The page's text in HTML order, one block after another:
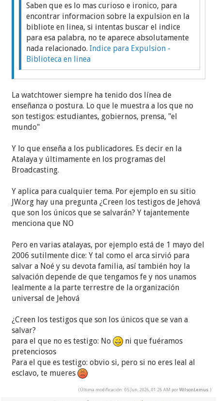
Saben que es lo mas curioso e ironico, para
encontrar informacion sobre la expulsion en la
bibliote en linea, si intentas buscar el indice
para esa palabra, no te aparece absolutamente
nada relacionado.Indice para Expulsion -
Biblioteca en linea
Existe una desproporción sobre la rigurosidad
entre publicaciones "en lenguaje sencillo" y el texto
para adoctrinados... en tanto que en lenguaje
expulsado y poco lo tratan, en la "version de
estudio" son acerrimos y los ejemplos son duros y
castrantes.
En la version del mismo año/fecha : "No busque
excusas para mantener trato con el"
La watchtower siempre ha tenido dos línea de
enseñanza o postura. Lo que le muestra a los que no
son testigos: estudiantes, gobiernos, prensa, "el
mundo"
Y lo que enseña a los publicadores. Es decir en la
Atalaya y últimamente en los programas del
Broadcasting.
Y aplica para cualquier tema. Por ejemplo en su sitio
JW.org hay una pregunta ¿Creen los testigos de Jehová
que son los únicos que se salvarán? Y tajantemente
menciona que NO
Pero en varias atalayas, por ejemplo está de 1 mayo del
2006 sutilmente dice: Y tal como el arca sirvió para
salvar a Noé y su devota familia, así también hoy la
salvación depende de que tengamos fe y nos unamos
lealmente a la parte terrestre de la organización
universal de Jehová
¿Creen los testigos que son los únicos que se van a
salvar?
para el que no es testigo: No
ni que fuéramos
pretenciosos
Para el que es testigo: obvio si, pero si no eres leal al
esclavo, te mueres
(Última modificación: 05 Jun, 2026, 01:26 AM porWilsonLemus.)